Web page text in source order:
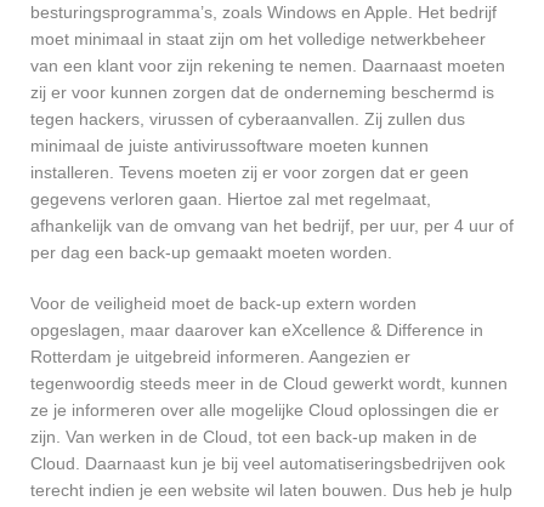
besturingsprogramma’s, zoals Windows en Apple. Het bedrijf
moet minimaal in staat zijn om het volledige netwerkbeheer
van een klant voor zijn rekening te nemen. Daarnaast moeten
zij er voor kunnen zorgen dat de onderneming beschermd is
tegen hackers, virussen of cyberaanvallen. Zij zullen dus
minimaal de juiste antivirussoftware moeten kunnen
installeren. Tevens moeten zij er voor zorgen dat er geen
gegevens verloren gaan. Hiertoe zal met regelmaat,
afhankelijk van de omvang van het bedrijf, per uur, per 4 uur of
per dag een back-up gemaakt moeten worden.
Voor de veiligheid moet de back-up extern worden
opgeslagen, maar daarover kan eXcellence & Difference in
Rotterdam je uitgebreid informeren. Aangezien er
tegenwoordig steeds meer in de Cloud gewerkt wordt, kunnen
ze je informeren over alle mogelijke Cloud oplossingen die er
zijn. Van werken in de Cloud, tot een back-up maken in de
Cloud. Daarnaast kun je bij veel automatiseringsbedrijven ook
terecht indien je een website wil laten bouwen. Dus heb je hulp